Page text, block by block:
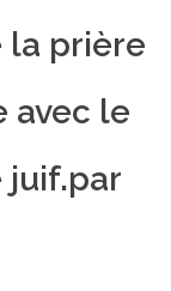
la prière
avec le
juif.par